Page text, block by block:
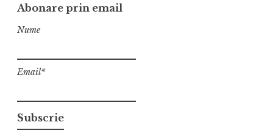
Abonare prin email
Nume
Email*